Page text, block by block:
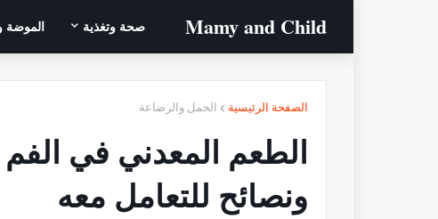
Mamy ‎and ‎Child صحة وتغذية الموضة
الصفحة الرئيسية الحمل والرضاعة
الطعم المعدني في الفم
ونصائح للتعامل معه